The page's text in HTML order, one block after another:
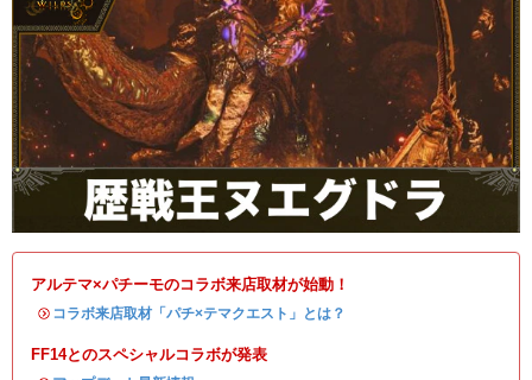
アルテマ×パチーモのコラボ来店取材が始動！
・ コラボ来店取材「パチ×テマクエスト」とは？
FF14とのスペシャルコラボが発表